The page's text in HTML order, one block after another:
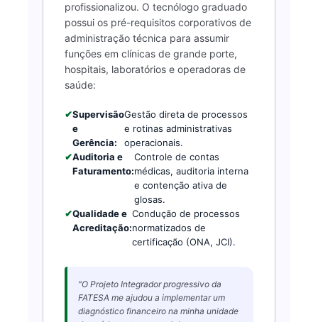
profissionalizou. O tecnólogo graduado
possui os pré-requisitos corporativos de
administração técnica para assumir
funções em clínicas de grande porte,
hospitais, laboratórios e operadoras de
saúde:
✔Supervisão
e
Gerência:
Gestão direta de processos
e rotinas administrativas
operacionais.
✔Auditoria e
Faturamento:
Controle de contas
médicas, auditoria interna
e contenção ativa de
glosas.
✔Qualidade e
Acreditação:
Condução de processos
normatizados de
certificação (ONA, JCI).
"O Projeto Integrador progressivo da
FATESA me ajudou a implementar um
diagnóstico financeiro na minha unidade